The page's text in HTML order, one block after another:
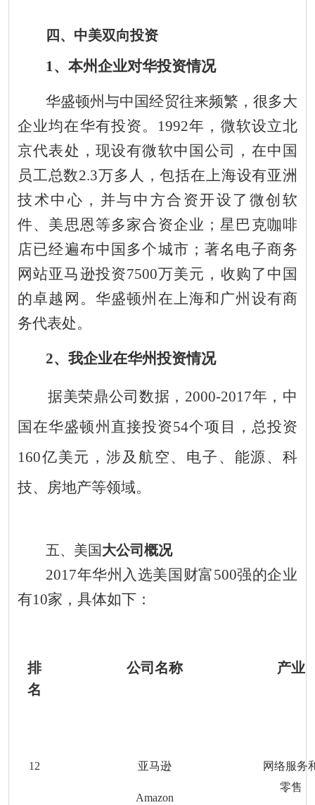
四 、 中美双向投资
1、本州企业对华投资情况
华盛顿州与中国经贸往来频繁，很多大
企业均在华有投资。1992年，微软设立北
京代表处，现设有微软中国公司，在中国
员工总数2.3万多人，包括在上海设有亚洲
技术中心，并与中方合资开设了微创软
件、美思恩等多家合资企业；星巴克咖啡
店已经遍布中国多个城市；著名 电子商务
网站亚马逊投资7500万美元，收购了中国
的卓越网。华盛顿州在上海和广州设有商
务代表处。
2、我企业在华州投资情况
据美荣鼎公司数据，2000-2017年，中
国在华盛顿州 直接投资54个项目，总投资
160亿美元 ，涉及航空、电子、能源、科
技、房地产等领域。
五、 美国大公司概况
2017年华州 入选美国财富500强的企业
有10家 ，具体如下：
排
名
公司名称 产业
12 亚马逊
Amazon
网络服务
零售